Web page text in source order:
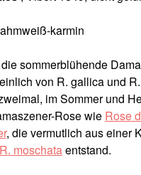
karmin
sommerblühende
von R. gallica und
im Sommer und
Rose wie Rose
, die vermutlich aus einer
R. moschataentstand.